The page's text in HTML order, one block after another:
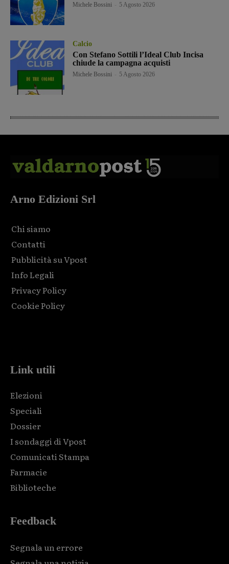
Michele Bossini 5 Agosto 2026
Calcio
Con Stefano Sottili l’Ideal Club Incisa
chiude la campagna acquisti
Michele Bossini 5 Agosto 2026
Arno Edizioni Srl
Chi siamo
Contatti
Pubblicità su Vpost
Info Legali
Privacy Policy
Cookie Policy
Link utili
Elezioni
Speciali
Dossier
I sondaggi di Vpost
Comunicati Stampa
Farmacie
Biblioteche
Feedback
Segnala un errore